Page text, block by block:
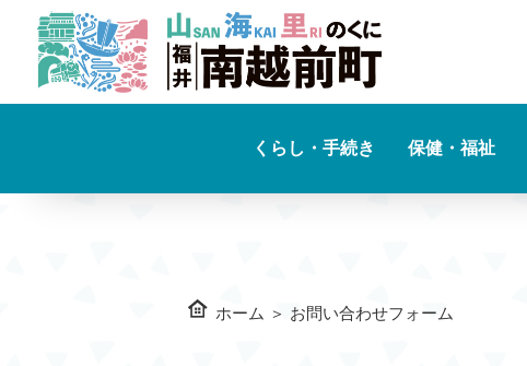
くらし・手続き 保健・福祉
ホーム ＞ お問い合わせフォーム